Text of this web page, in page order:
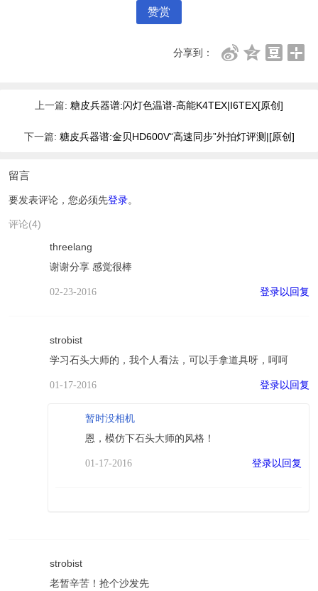
赞赏
分享到：
上一篇: 糖皮兵器谱:闪灯色温谱-高能K4TEX|I6TEX[原创]
下一篇: 糖皮兵器谱:金贝HD600V“高速同步”外拍灯评测|[原创]
留言
要发表评论，您必须先登录。
评论(4)
threelang
谢谢分享 感觉很棒
02-23-2016 登录以回复
strobist
学习石头大师的，我个人看法，可以手拿道具呀，呵呵
01-17-2016 登录以回复
暂时没相机
恩，模仿下石头大师的风格！
01-17-2016 登录以回复
strobist
老暂辛苦！抢个沙发先